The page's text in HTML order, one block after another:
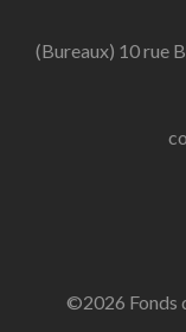
(Bureaux) 10 rue
©2026 Fonds